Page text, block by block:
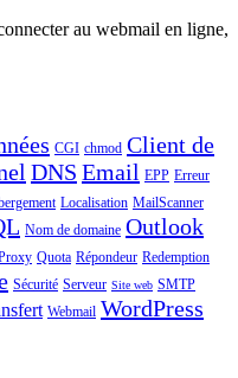
au webmail en ligne,
CGI chmod Client de
DNS Email EPP Erreur
Localisation MailScanner
Nom de domaine Outlook
Quota Répondeur Redemption
Sécurité Serveur Site web SMTP
Webmail WordPress